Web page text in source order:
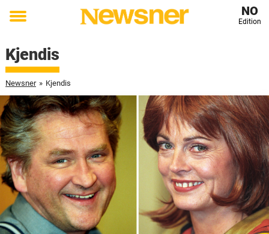
Toggle
NO
Edition
Kjendis
Newsner » Kjendis